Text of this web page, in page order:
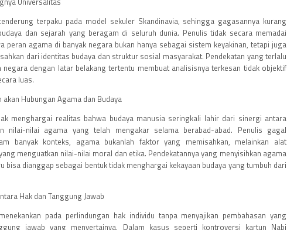
terpaku pada model sekuler Skandinavia, sehingga gagasannya kurang
dan sejarah yang beragam di seluruh dunia. Penulis tidak secara memadai
peran agama di banyak negara bukan hanya sebagai sistem keyakinan, tetapi juga
dari identitas budaya dan struktur sosial masyarakat. Pendekatan yang terlalu
dengan latar belakang tertentu membuat analisisnya terkesan tidak objektif
luas.
akan Hubungan Agama dan Budaya
menghargai realitas bahwa budaya manusia seringkali lahir dari sinergi antara
nilai-nilai agama yang telah mengakar selama berabad-abad. Penulis gagal
banyak konteks, agama bukanlah faktor yang memisahkan, melainkan alat
menguatkan nilai-nilai moral dan etika. Pendekatannya yang menyisihkan agama
bisa dianggap sebagai bentuk tidak menghargai kekayaan budaya yang tumbuh dari
Hak dan Tanggung Jawab
pada perlindungan hak individu tanpa menyajikan pembahasan yang
jawab yang menyertainya. Dalam kasus seperti kontroversi kartun Nabi